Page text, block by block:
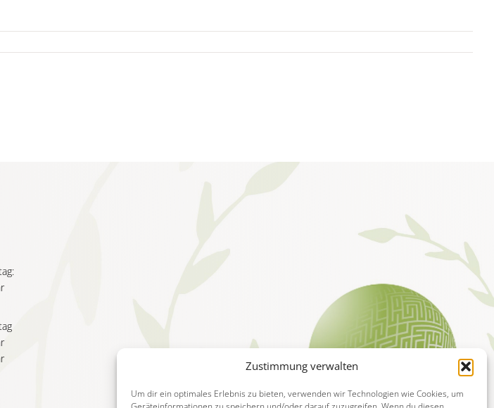
Zustimmung verwalten
Um dir ein optimales Erlebnis zu bieten, verwenden wir Technologien wie Cookies, um